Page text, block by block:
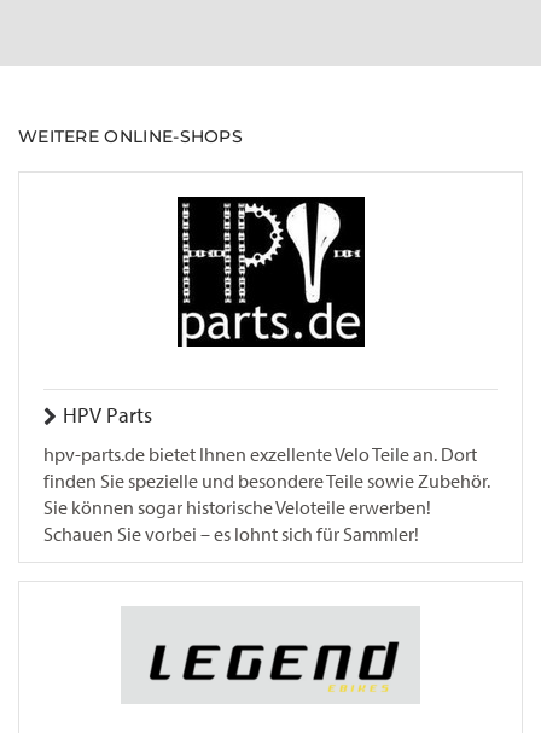
WEITERE ONLINE-SHOPS
HPV Parts
hpv-parts.de bietet Ihnen exzellente Velo Teile an. Dort
finden Sie spezielle und besondere Teile sowie Zubehör.
Sie können sogar historische Veloteile erwerben!
Schauen Sie vorbei – es lohnt sich für Sammler!